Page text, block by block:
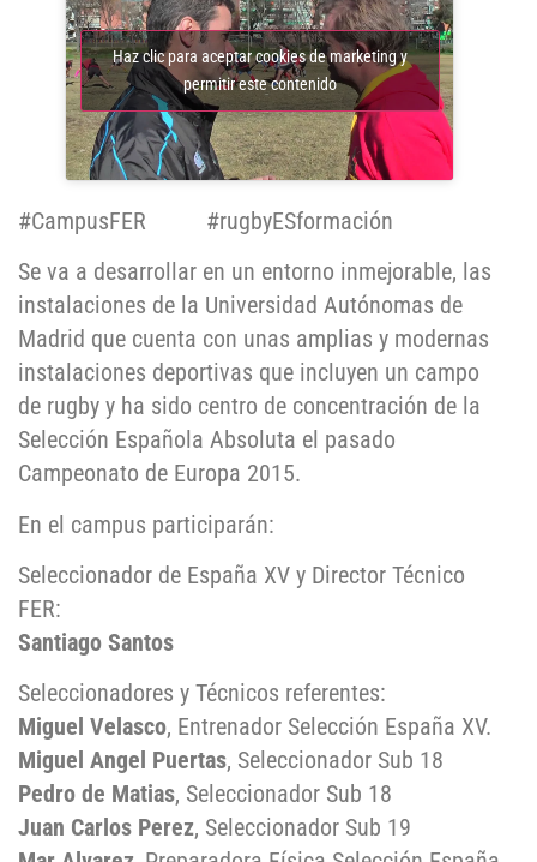
Haz clic para aceptar cookies de marketing y
permitir este contenido
#CampusFER #rugbyESformación
Se va a desarrollar en un entorno inmejorable, las
instalaciones de la Universidad Autónomas de
Madrid que cuenta con unas amplias y modernas
instalaciones deportivas que incluyen un campo
de rugby y ha sido centro de concentración de la
Selección Española Absoluta el pasado
Campeonato de Europa 2015.
En el campus participarán:
Seleccionador de España XV y Director Técnico
FER:
Santiago Santos
Seleccionadores y Técnicos referentes:
Miguel Velasco, Entrenador Selección España XV.
Miguel Angel Puertas, Seleccionador Sub 18
Pedro de Matias, Seleccionador Sub 18
Juan Carlos Perez, Seleccionador Sub 19